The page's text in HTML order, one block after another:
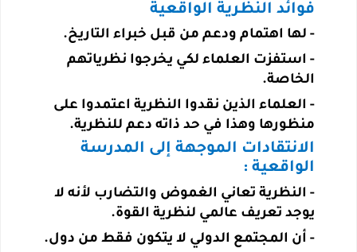
فوائد النظرية الواقعية
- لها اهتمام ودعم من قبل خبراء التاريخ.
- استفزت العلماء لكي يخرجوا نظرياتهم
الخاصة.
- العلماء الذين نقدوا النظرية اعتمدوا على
منظورها وهذا في حد ذاته دعم للنظرية.
الانتقادات الموجهة إلى المدرسة
الواقعية :
- النظرية تعاني الغموض والتضارب لأنه لا
يوجد تعريف عالمي لنظرية القوة.
- أن المجتمع الدولي لا يتكون فقط من دول.